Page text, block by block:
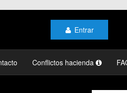
Entrar
Conflictos hacienda